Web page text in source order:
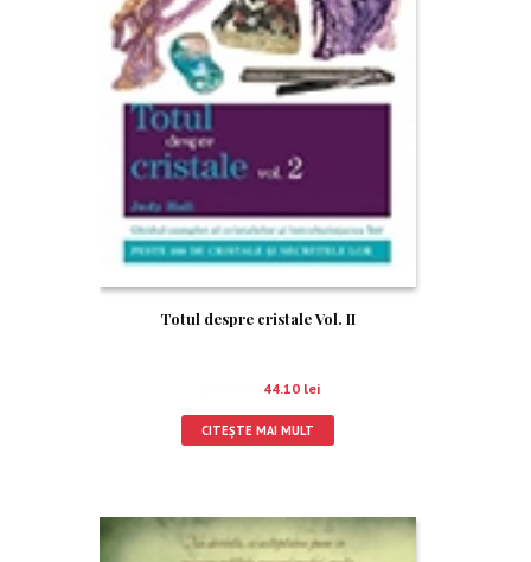
Totul despre cristale Vol. II
44.10 lei
CITEȘTE MAI MULT